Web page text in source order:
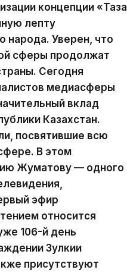
концепции «Таза
лепту
народа. Уверен, что
сферы продолжат
Сегодня
медиасферы
вклад
Казахстан.
посвятившие всю
В этом
Жуматову — одного
эфир
относится
106-й день
Зулкии
присутствуют